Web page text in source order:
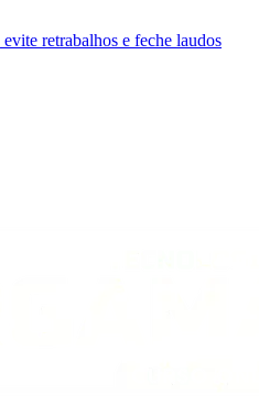
retrabalhos e feche laudos